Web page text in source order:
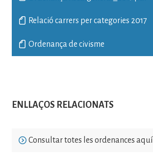
Relació carrers per categories 2017
Ordenança de civisme
ENLLAÇOS RELACIONATS
Consultar totes les ordenances aquí